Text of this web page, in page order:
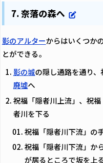
7. 奈落の森へ
影のアルターからはいくつか
とができる。
影の城の隠し通路を通り
廃墟へ
祝福「隠者川上流」、祝
者川を下る
祝福「隠者川下流」の
祝福「隠者川下流」か
が居るところで坂を上